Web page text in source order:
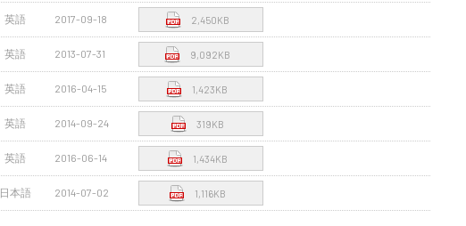
英語 2017-09-18 2,450KB
英語 2013-07-31 9,092KB
英語 2016-04-15 1,423KB
英語 2014-09-24 319KB
英語 2016-06-14 1,434KB
日本語 2014-07-02 1,116KB